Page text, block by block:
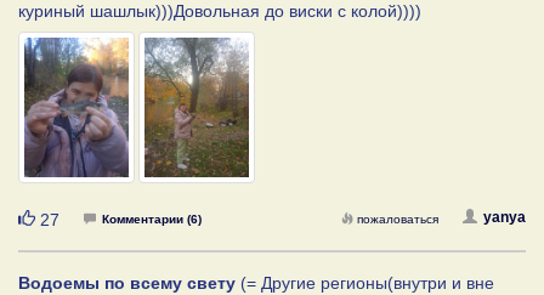
куриный шашлык)))Довольная до виски с колой))))
Нравится
27 Комментарии (6) yanya
пожаловаться
Водоемы по всему свету (= Другие регионы(внутри и вне